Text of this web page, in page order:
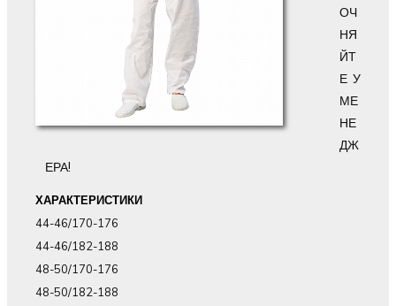
ОЧ
НЯ
ЙТ
Е У
МЕ
НЕ
ДЖ
ЕРА!
ХАРАКТЕРИСТИКИ
44-46/170-176
44-46/182-188
48-50/170-176
48-50/182-188